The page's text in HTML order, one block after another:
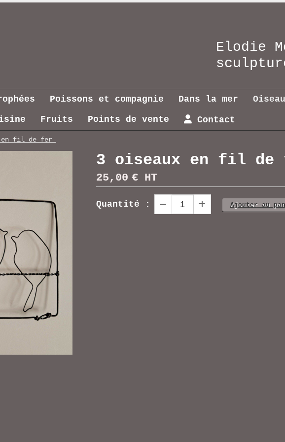
Elodie
Poissons et compagnie Dans la mer
Fruits Points de vente Contact
en fil de fer
3 oiseaux en fil de
25,00 € HT
Quantité : Ajouter au